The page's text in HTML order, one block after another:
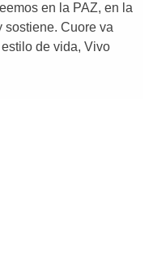
en la PAZ, en la
sostiene. Cuore va
de vida, Vivo